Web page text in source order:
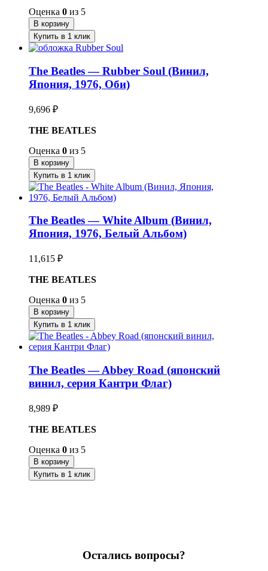
Оценка 0 из 5
В корзину
Купить в 1 клик
The Beatles — Rubber Soul (Винил,
Япония, 1976, Оби)
9,696 ₽
THE BEATLES
Оценка 0 из 5
В корзину
Купить в 1 клик
The Beatles — White Album (Винил,
Япония, 1976, Белый Альбом)
11,615 ₽
THE BEATLES
Оценка 0 из 5
В корзину
Купить в 1 клик
The Beatles — Abbey Road (японский
винил, серия Кантри Флаг)
8,989 ₽
THE BEATLES
Оценка 0 из 5
В корзину
Купить в 1 клик
Остались вопросы?